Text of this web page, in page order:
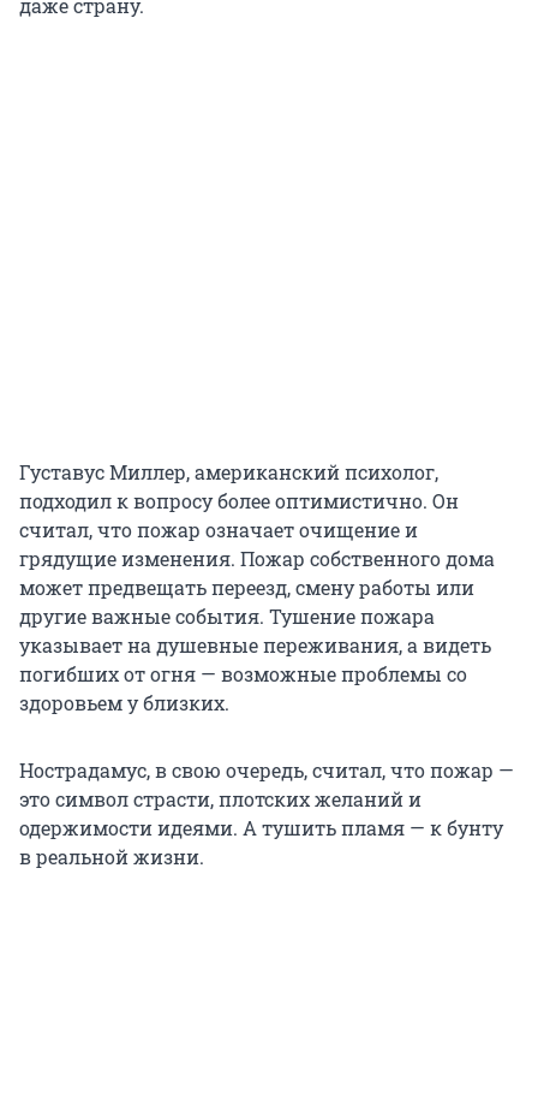
даже страну.
Густавус Миллер, американский психолог,
подходил к вопросу более оптимистично. Он
считал, что пожар означает очищение и
грядущие изменения. Пожар собственного дома
может предвещать переезд, смену работы или
другие важные события. Тушение пожара
указывает на душевные переживания, а видеть
погибших от огня — возможные проблемы со
здоровьем у близких.
Нострадамус, в свою очередь, считал, что пожар —
это символ страсти, плотских желаний и
одержимости идеями. А тушить пламя — к бунту
в реальной жизни.